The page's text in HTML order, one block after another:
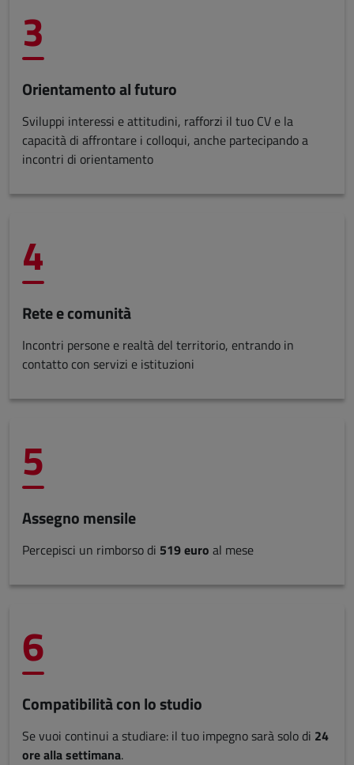
3
Orientamento al futuro
Sviluppi interessi e attitudini, rafforzi il tuo CV e la
capacità di affrontare i colloqui, anche partecipando a
incontri di orientamento
4
Rete e comunità
Incontri persone e realtà del territorio, entrando in
contatto con servizi e istituzioni
5
Assegno mensile
Percepisci un rimborso di 519 euro al mese
6
Compatibilità con lo studio
Se vuoi continui a studiare: il tuo impegno sarà solo di 24
ore alla settimana.